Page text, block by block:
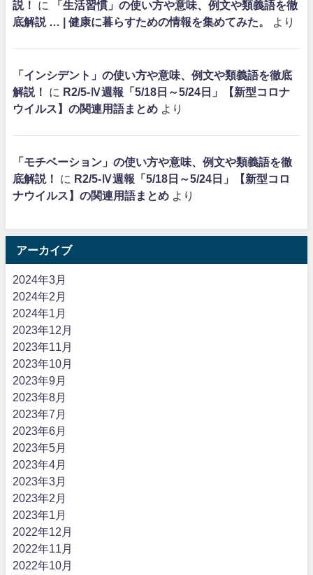
説！
に
「生活習慣」の使い方や意味、例文や類義語を徹
底解説 … | 健康に暮らすための情報を集めてみた。
より
「インシデント」の使い方や意味、例文や類義語を徹底
解説！
に R2/5-Ⅳ週報「5/18日～5/24日」【新型コロナ
ウイルス】の関連用語まとめ より
「モチベーション」の使い方や意味、例文や類義語を徹
底解説！
に R2/5-Ⅳ週報「5/18日～5/24日」【新型コロ
ナウイルス】の関連用語まとめ より
アーカイブ
2024年3月
2024年2月
2024年1月
2023年12月
2023年11月
2023年10月
2023年9月
2023年8月
2023年7月
2023年6月
2023年5月
2023年4月
2023年3月
2023年2月
2023年1月
2022年12月
2022年11月
2022年10月